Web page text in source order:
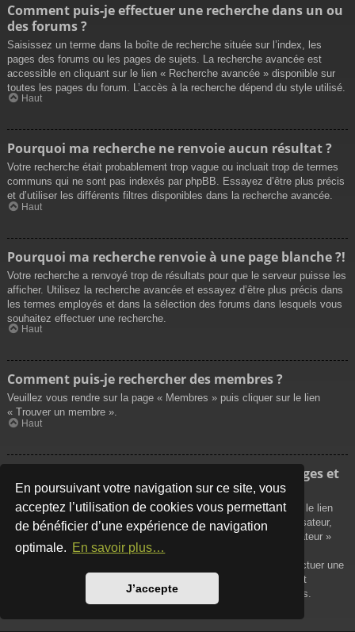
En poursuivant votre navigation sur ce site, vous
acceptez l’utilisation de cookies vous permettant
de bénéficier d’une expérience de navigation
optimale. En savoir plus…
J’accepte
Comment puis-je effectuer une recherche dans un ou
des forums ?
Saisissez un terme dans la boîte de recherche située sur l’index, les
pages des forums ou les pages de sujets. La recherche avancée est
accessible en cliquant sur le lien « Recherche avancée » disponible sur
toutes les pages du forum. L’accès à la recherche dépend du style utilisé.
Haut
Pourquoi ma recherche ne renvoie aucun résultat ?
Votre recherche était probablement trop vague ou incluait trop de termes
communs qui ne sont pas indexés par phpBB. Essayez d’être plus précis
et d’utiliser les différents filtres disponibles dans la recherche avancée.
Haut
Pourquoi ma recherche renvoie à une page blanche ?!
Votre recherche a renvoyé trop de résultats pour que le serveur puisse les
afficher. Utilisez la recherche avancée et essayez d’être plus précis dans
les termes employés et dans la sélection des forums dans lesquels vous
souhaitez effectuer une recherche.
Haut
Comment puis-je rechercher des membres ?
Veuillez vous rendre sur la page « Membres » puis cliquer sur le lien
« Trouver un membre ».
Haut
Comment puis-je retrouver mes propres messages et
sujets ?
Vos propres messages peuvent être affichés soit en cliquant sur le lien
« Afficher vos messages » dans le panneau de contrôle de l’utilisateur,
soit en cliquant sur le lien « Rechercher les messages de l’utilisateur »
sur la page de votre propre profil ou soit en cliquant sur le menu
« Raccourcis » situé sur la partie supérieure du forum. Pour effectuer une
recherche de vos propres sujets, utilisez la recherche avancée et
remplissez convenablement les options qui vous sont disponibles.